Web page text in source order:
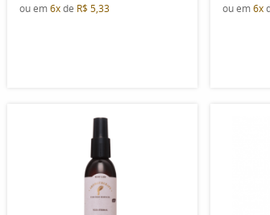
ou em6xde R$ 5,33 ou em6x